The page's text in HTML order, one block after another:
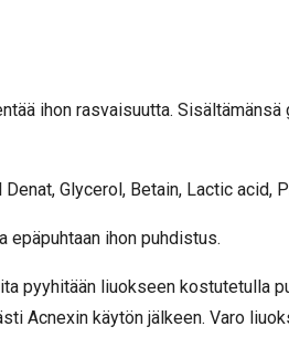
ihon rasvaisuutta.
Denat, Glycerol, Betain, Lactic acid,
epäpuhtaan ihon puhdistus.
pyyhitään liuokseen kostutetulla
Acnexin käytön jälkeen. Varo